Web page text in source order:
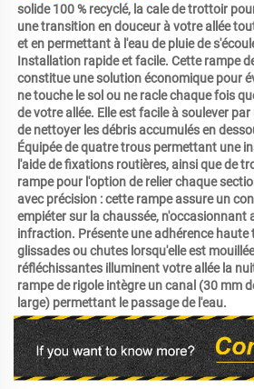
solide 100 % recyclé, la cale de trottoir
une transition en douceur à votre allée
et en permettant à l'eau de pluie de
Installation rapide et facile. Cette rampe
constitue une solution économique pour
ne touche le sol ou ne racle chaque fois
de votre allée. Elle est facile à soulever
de nettoyer les débris accumulés en
Équipée de quatre trous permettant une
l'aide de fixations routières, ainsi que de
rampe pour l'option de relier chaque
avec précision : cette rampe assure un
empiéter sur la chaussée, n'occasionnant
infraction. Présente une adhérence
glissades ou chutes lorsqu'elle est
réfléchissantes illuminent votre allée la
rampe de rigole intègre un canal (30 mm
large) permettant le passage de l'eau.